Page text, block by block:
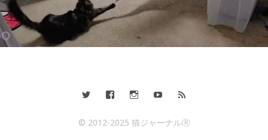
© 2012-2025 猫ジャーナルⓇ